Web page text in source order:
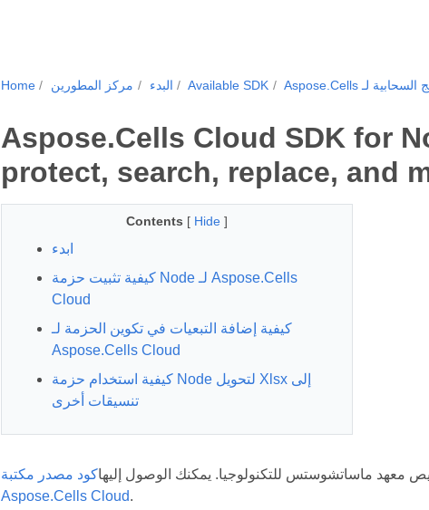
Home مركز المطورين البدء Available SDK
Aspose.Cells Cloud SDK for
protect, search, replace, and
Contents [ Hide ]
ابدء
كيفية تثبيت حزمة Node لـ Aspose.Cells
Cloud
كيفية إضافة التبعيات في تكوين الحزمة لـ
Aspose.Cells Cloud
كيفية استخدام حزمة Node لتحويل Xlsx إلى
تنسيقات أخرى
ماساتشوستس للتكنولوجيا. يمكنك الوصول إليهاكود مصدر مكتبة Node لـ
Aspose.Cells Cloud.